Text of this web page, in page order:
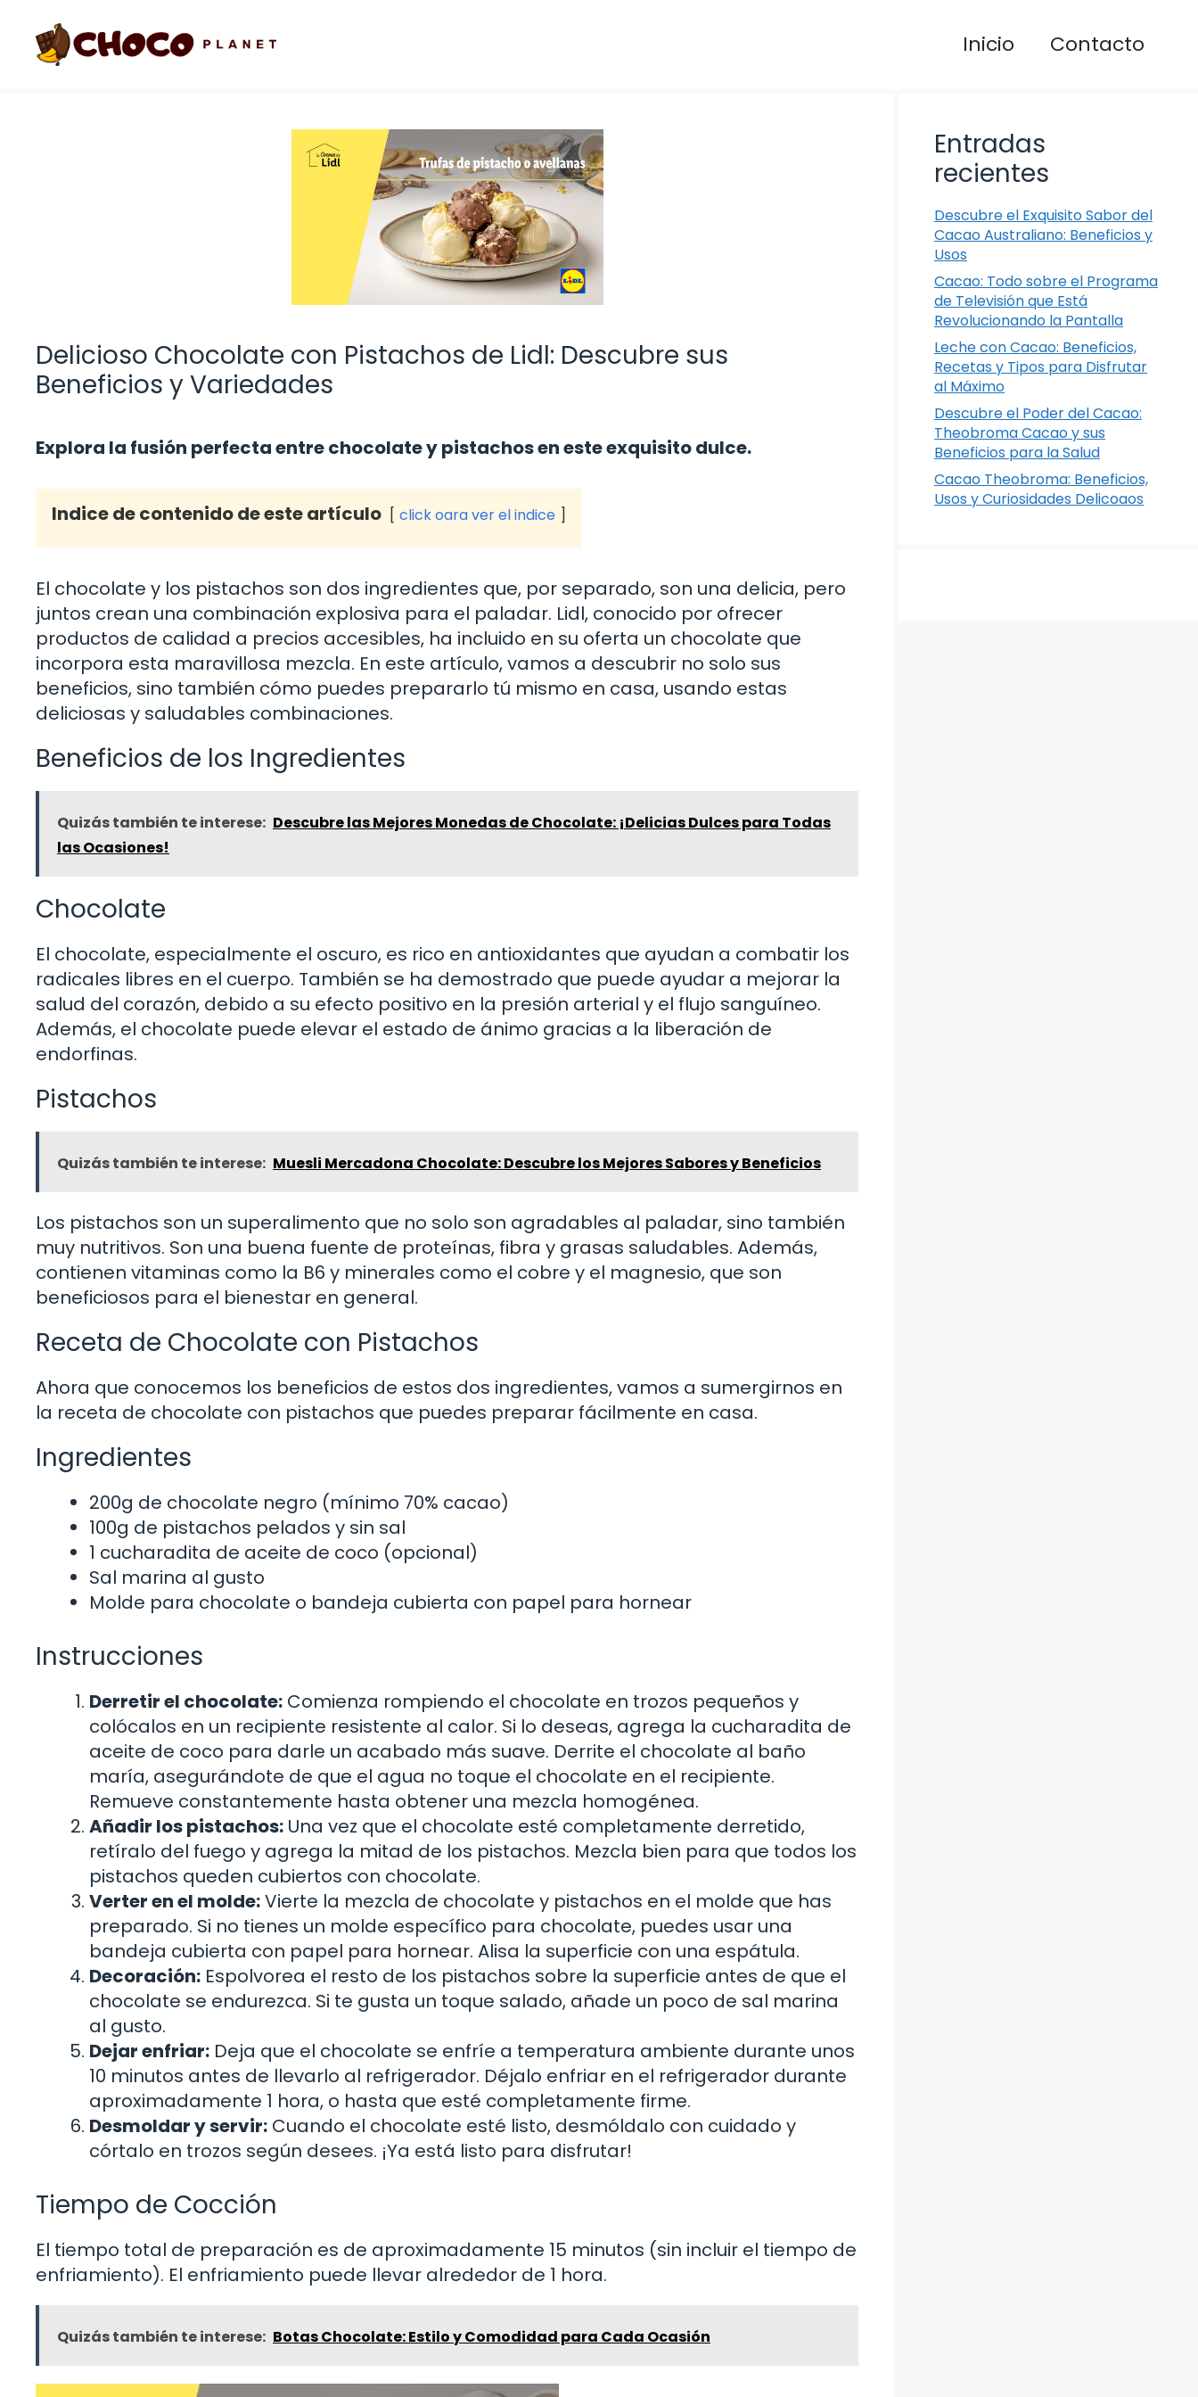
contenido
Inicio Contacto
Delicioso Chocolate con Pistachos de Lidl: Descubre sus
Beneficios y Variedades
Explora la fusión perfecta entre chocolate y pistachos en este exquisito dulce.
Indice de contenido de este artículo click oara ver el indice
El chocolate y los pistachos son dos ingredientes que, por separado, son una delicia, pero
juntos crean una combinación explosiva para el paladar. Lidl, conocido por ofrecer
productos de calidad a precios accesibles, ha incluido en su oferta un chocolate que
incorpora esta maravillosa mezcla. En este artículo, vamos a descubrir no solo sus
beneficios, sino también cómo puedes prepararlo tú mismo en casa, usando estas
deliciosas y saludables combinaciones.
Beneficios de los Ingredientes
Quizás también te interese: Descubre las Mejores Monedas de Chocolate: ¡Delicias Dulces para Todas
las Ocasiones!
Chocolate
El chocolate, especialmente el oscuro, es rico en antioxidantes que ayudan a combatir los
radicales libres en el cuerpo. También se ha demostrado que puede ayudar a mejorar la
salud del corazón, debido a su efecto positivo en la presión arterial y el flujo sanguíneo.
Además, el chocolate puede elevar el estado de ánimo gracias a la liberación de
endorfinas.
Pistachos
Quizás también te interese: Muesli Mercadona Chocolate: Descubre los Mejores Sabores y Beneficios
Los pistachos son un superalimento que no solo son agradables al paladar, sino también
muy nutritivos. Son una buena fuente de proteínas, fibra y grasas saludables. Además,
contienen vitaminas como la B6 y minerales como el cobre y el magnesio, que son
beneficiosos para el bienestar en general.
Receta de Chocolate con Pistachos
Ahora que conocemos los beneficios de estos dos ingredientes, vamos a sumergirnos en
la receta de chocolate con pistachos que puedes preparar fácilmente en casa.
Ingredientes
200g de chocolate negro (mínimo 70% cacao)
100g de pistachos pelados y sin sal
1 cucharadita de aceite de coco (opcional)
Sal marina al gusto
Molde para chocolate o bandeja cubierta con papel para hornear
Instrucciones
Derretir el chocolate: Comienza rompiendo el chocolate en trozos pequeños y
colócalos en un recipiente resistente al calor. Si lo deseas, agrega la cucharadita de
aceite de coco para darle un acabado más suave. Derrite el chocolate al baño
maría, asegurándote de que el agua no toque el chocolate en el recipiente.
Remueve constantemente hasta obtener una mezcla homogénea.
Añadir los pistachos: Una vez que el chocolate esté completamente derretido,
retíralo del fuego y agrega la mitad de los pistachos. Mezcla bien para que todos los
pistachos queden cubiertos con chocolate.
Verter en el molde:Vierte la mezcla de chocolate y pistachos en el molde que has
preparado. Si no tienes un molde específico para chocolate, puedes usar una
bandeja cubierta con papel para hornear. Alisa la superficie con una espátula.
Decoración: Espolvorea el resto de los pistachos sobre la superficie antes de que el
chocolate se endurezca. Si te gusta un toque salado, añade un poco de sal marina
al gusto.
Dejar enfriar: Deja que el chocolate se enfríe a temperatura ambiente durante unos
10 minutos antes de llevarlo al refrigerador. Déjalo enfriar en el refrigerador durante
aproximadamente 1 hora, o hasta que esté completamente firme.
Desmoldar y servir: Cuando el chocolate esté listo, desmóldalo con cuidado y
córtalo en trozos según desees. ¡Ya está listo para disfrutar!
Tiempo de Cocción
El tiempo total de preparación es de aproximadamente 15 minutos (sin incluir el tiempo de
enfriamiento). El enfriamiento puede llevar alrededor de 1 hora.
Quizás también te interese: Botas Chocolate: Estilo y Comodidad para Cada Ocasión
Entradas
recientes
Descubre el Exquisito Sabor del
Cacao Australiano: Beneficios y
Usos
Cacao: Todo sobre el Programa
de Televisión que Está
Revolucionando la Pantalla
Leche con Cacao: Beneficios,
Recetas y Tipos para Disfrutar
al Máximo
Descubre el Poder del Cacao:
Theobroma Cacao y sus
Beneficios para la Salud
Cacao Theobroma: Beneficios,
Usos y Curiosidades Delicoaos